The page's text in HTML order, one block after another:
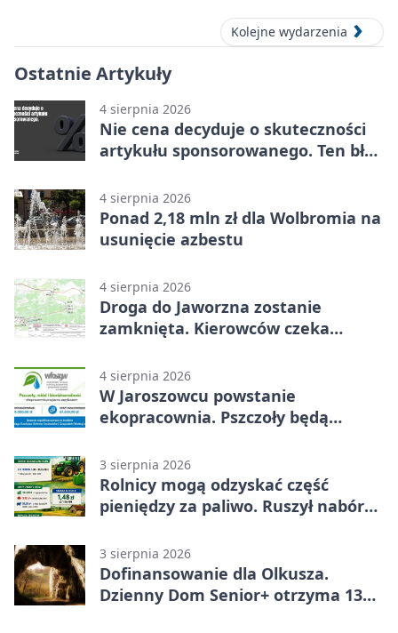
Kolejne wydarzenia
Ostatnie Artykuły
4 sierpnia 2026
Nie cena decyduje o skuteczności
artykułu sponsorowanego. Ten błąd
4 sierpnia 2026
Ponad 2,18 mln zł dla Wolbromia na
usunięcie azbestu
4 sierpnia 2026
Droga do Jaworzna zostanie
zamknięta. Kierowców czeka
4 sierpnia 2026
W Jaroszowcu powstanie
ekopracownia. Pszczoły będą
3 sierpnia 2026
Rolnicy mogą odzyskać część
pieniędzy za paliwo. Ruszył nabór
3 sierpnia 2026
Dofinansowanie dla Olkusza.
Dzienny Dom Senior+ otrzyma 134